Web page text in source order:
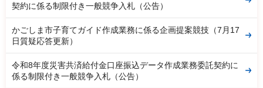
契約に係る制限付き一般競争入札（公告）
かごしま市子育てガイド作成業務に係る企画提案競技（7月17
日質疑応答更新）
令和8年度災害共済給付金口座振込データ作成業務委託契約に
係る制限付き一般競争入札（公告）